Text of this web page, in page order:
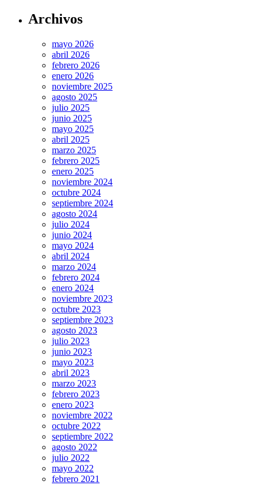
Archivos
mayo 2026
abril 2026
febrero 2026
enero 2026
noviembre 2025
agosto 2025
julio 2025
junio 2025
mayo 2025
abril 2025
marzo 2025
febrero 2025
enero 2025
noviembre 2024
octubre 2024
septiembre 2024
agosto 2024
julio 2024
junio 2024
mayo 2024
abril 2024
marzo 2024
febrero 2024
enero 2024
noviembre 2023
octubre 2023
septiembre 2023
agosto 2023
julio 2023
junio 2023
mayo 2023
abril 2023
marzo 2023
febrero 2023
enero 2023
noviembre 2022
octubre 2022
septiembre 2022
agosto 2022
julio 2022
mayo 2022
febrero 2021